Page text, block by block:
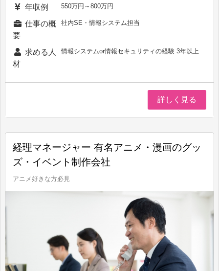
年収例 550万円～800万円
仕事の概
要
社内SE・情報システム担当
求める人
材
情報システムor情報セキュリティの経験 3年以上
詳しく見る
経理マネージャー 有名アニメ・漫画のグッ
ズ・イベント制作会社
アニメ好きな方必見